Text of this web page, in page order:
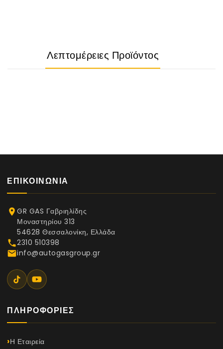
Λεπτομέρειες Προϊόντος
ΕΠΙΚΟΙΝΩΝΊΑ
place GR GAS Γαβριηλίδης
Μοναστηρίου 313
54628 Θεσσαλονίκη, Ελλάδα
phone2310 510398
emailinfo@autogasgroup.gr
ΠΛΗΡΟΦΟΡΊΕΣ
Η Εταιρεία